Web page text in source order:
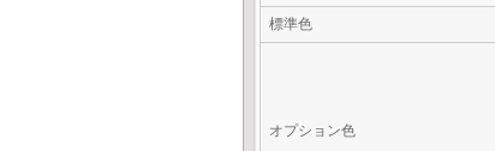
標準色
オプション色